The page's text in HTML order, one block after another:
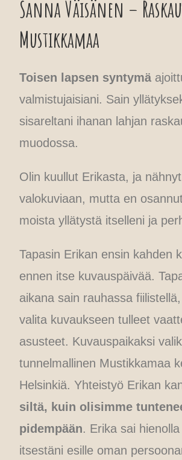
Sanna Väisänen –
Mustikkamaa
Toisen lapsen syntymä
valmistujaisiani. Sain
sisareltani ihanan lahjan
muodossa.
Olin kuullut Erikasta, ja
valokuviaan, mutta en
moista yllätystä itselleni ja
Tapasin Erikan ensin kahden
ennen itse kuvauspäivää.
aikana sain rauhassa
valita kuvaukseen tulleet
asusteet. Kuvauspaikaksi
tunnelmallinen Mustikkamaa
Helsinkiä. Yhteistyö Erikan
siltä, kuin olisimme
pidempään. Erika sai
itsestäni esille oman